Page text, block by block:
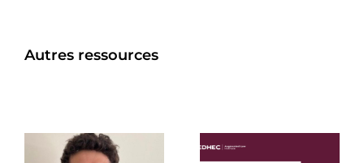
Autres ressources